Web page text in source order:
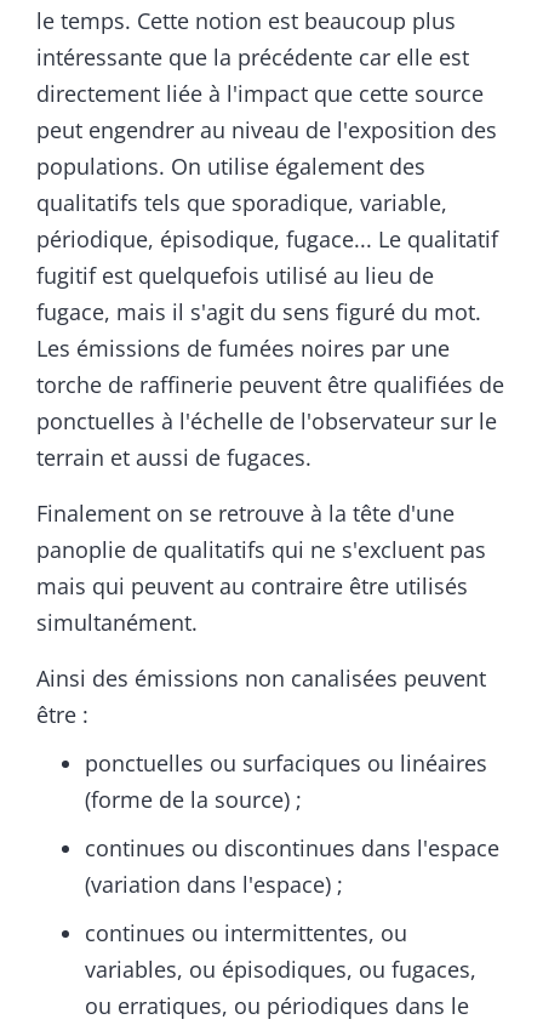
le temps. Cette notion est beaucoup plus
intéressante que la précédente car elle est
directement liée à l'impact que cette source
peut engendrer au niveau de l'exposition des
populations. On utilise également des
qualitatifs tels que sporadique, variable,
périodique, épisodique, fugace... Le qualitatif
fugitif est quelquefois utilisé au lieu de
fugace, mais il s'agit du sens figuré du mot.
Les émissions de fumées noires par une
torche de raffinerie peuvent être qualifiées de
ponctuelles à l'échelle de l'observateur sur le
terrain et aussi de fugaces.
Finalement on se retrouve à la tête d'une
panoplie de qualitatifs qui ne s'excluent pas
mais qui peuvent au contraire être utilisés
simultanément.
Ainsi des émissions non canalisées peuvent
être :
ponctuelles ou surfaciques ou linéaires
(forme de la source) ;
continues ou discontinues dans l'espace
(variation dans l'espace) ;
continues ou intermittentes, ou
variables, ou épisodiques, ou fugaces,
ou erratiques, ou périodiques dans le